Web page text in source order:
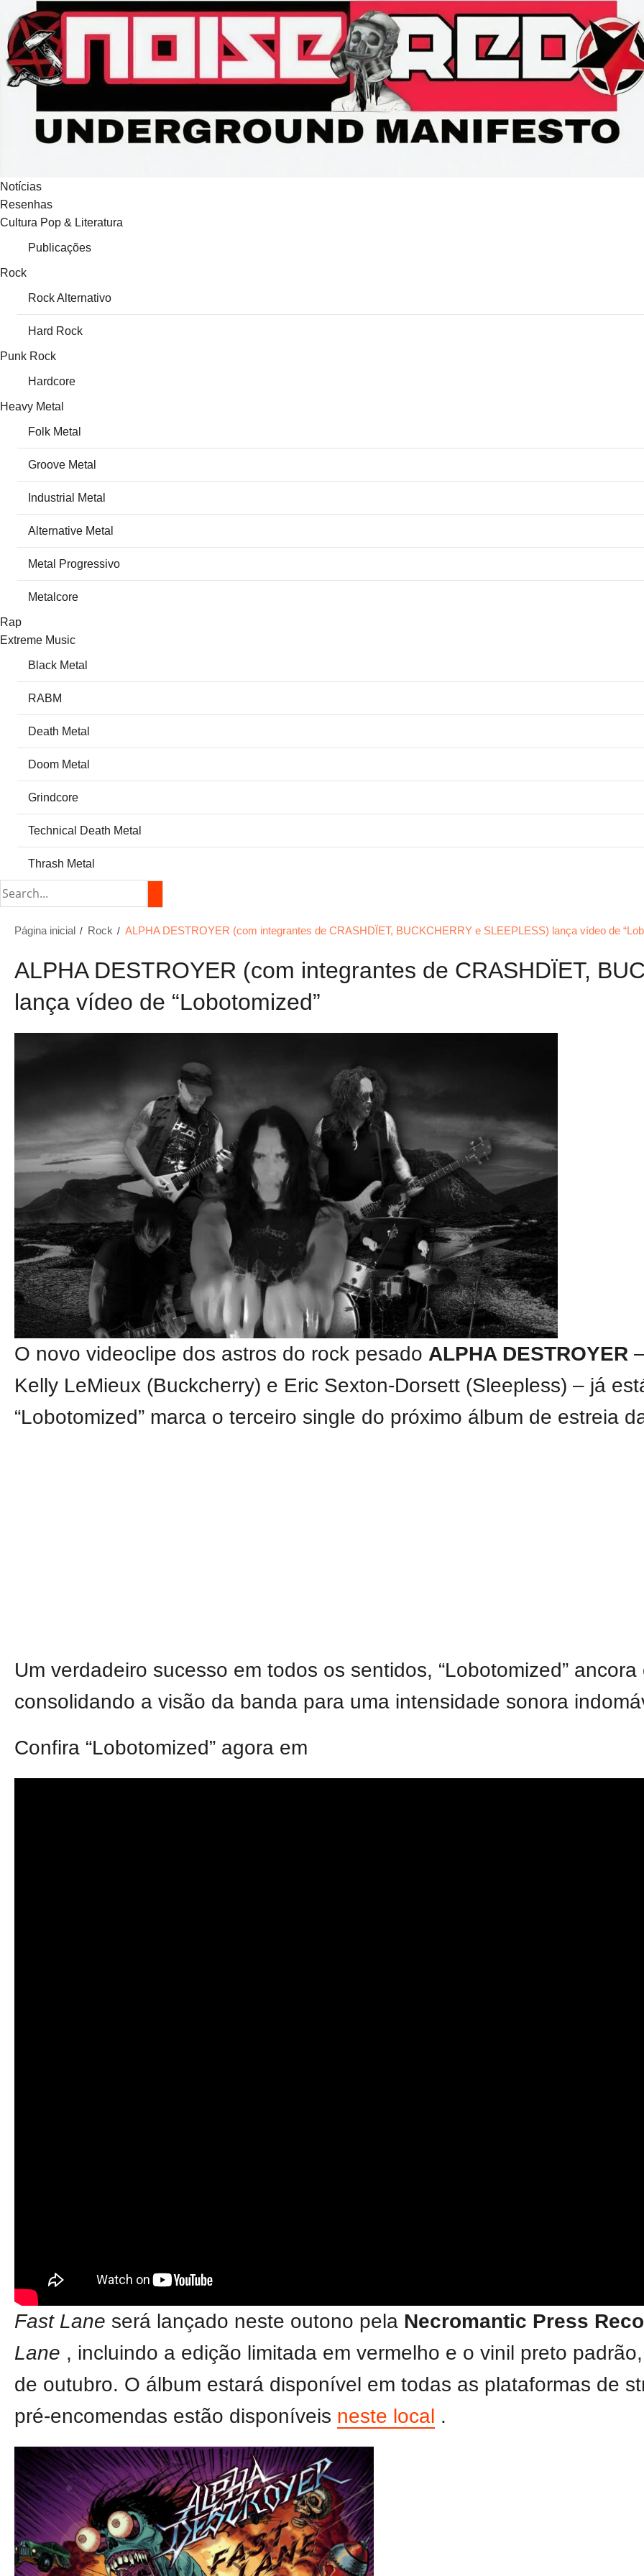
para
conteúdo
Notícias
Resenhas
Cultura Pop & Literatura
Publicações
Rock
Rock Alternativo
Hard Rock
Punk Rock
Hardcore
Heavy Metal
Folk Metal
Groove Metal
Industrial Metal
Alternative Metal
Metal Progressivo
Metalcore
Rap
Extreme Music
Black Metal
RABM
Death Metal
Doom Metal
Grindcore
Technical Death Metal
Thrash Metal
Página inicial Rock ALPHA DESTROYER (com integrantes de CRASHDÏET, BUCKCHERRY e SLEEPLESS) lança vídeo de
ALPHA DESTROYER (com integrantes de CRASHDÏET,
lança vídeo de “Lobotomized”
O novo videoclipe dos astros do rock pesado ALPHA DESTROYER
Kelly LeMieux (Buckcherry) e Eric Sexton-Dorsett (Sleepless) – já
“Lobotomized” marca o terceiro single do próximo álbum de estreia
Um verdadeiro sucesso em todos os sentidos, “Lobotomized”
consolidando a visão da banda para uma intensidade sonora
Confira “Lobotomized” agora em
Fast Lane será lançado neste outono pela Necromantic Press
Lane , incluindo a edição limitada em vermelho e o vinil preto
de outubro. O álbum estará disponível em todas as plataformas de
pré-encomendas estão disponíveis neste local .